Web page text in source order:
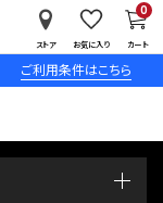
ご利用条件はこちら
ストア お気に入り カート
0